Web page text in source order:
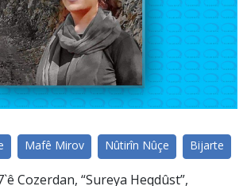
Mafê Mirov Nûtirîn Nûçe Bijarte
Cozerdan, “Sureya Heqdûst”,